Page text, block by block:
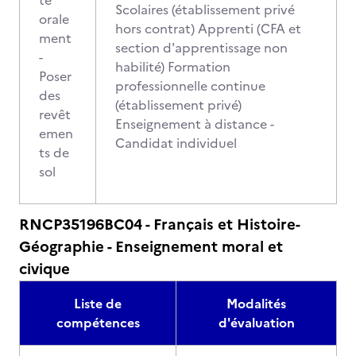
orale
ment
-
Poser
des
revêt
emen
ts de
sol
Scolaires (établissement privé
hors contrat) Apprenti (CFA et
section d'apprentissage non
habilité) Formation
professionnelle continue
(établissement privé)
Enseignement à distance -
Candidat individuel
RNCP35196BC04 - Français et Histoire-
Géographie - Enseignement moral et
civique
Liste de
compétences
Modalités
d'évaluation